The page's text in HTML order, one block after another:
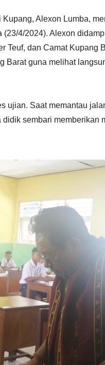
Kupang, Alexon Lumba,
4/2024). Alexon
Teuf, dan Camat Kupang
Barat guna melihat
ujian. Saat memantau
sembari memberikan